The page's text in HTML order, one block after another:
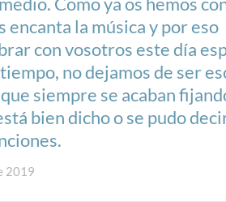
encanta la música y por eso
con vosotros este día
no dejamos de ser
siempre se acaban
bien dicho o se pudo
2019